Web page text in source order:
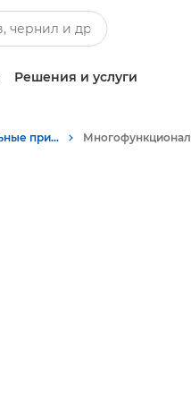
Решения и услуги
Многофункциональные принтеры - Принтеры «Все в одном»